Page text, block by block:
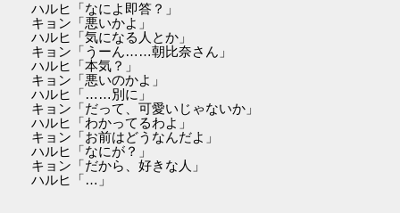
ハルヒ「なによ即答？」
キョン「悪いかよ」
ハルヒ「気になる人とか」
キョン「うーん……朝比奈さん」
ハルヒ「本気？」
キョン「悪いのかよ」
ハルヒ「……別に」
キョン「だって、可愛いじゃないか」
ハルヒ「わかってるわよ」
キョン「お前はどうなんだよ」
ハルヒ「なにが？」
キョン「だから、好きな人」
ハルヒ「…」